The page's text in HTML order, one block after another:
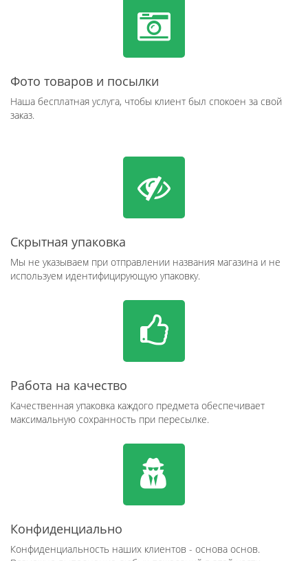
Фото товаров и посылки
Наша бесплатная услуга, чтобы клиент был спокоен за свой
заказ.
Скрытная упаковка
Мы не указываем при отправлении названия магазина и не
используем идентифицирующую упаковку.
Работа на качество
Качественная упаковка каждого предмета обеспечивает
максимальную сохранность при пересылке.
Конфиденциально
Конфиденциальность наших клиентов - основа основ.